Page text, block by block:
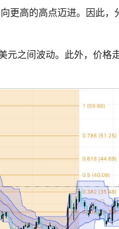
更高的高点迈进。因此，
元之间波动。此外，价格